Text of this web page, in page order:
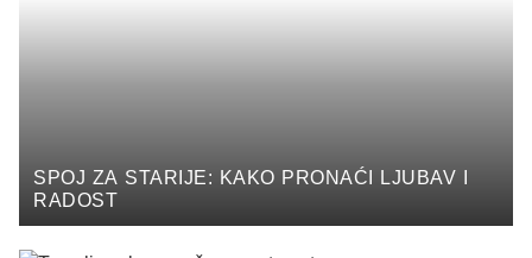
SPOJ ZA STARIJE: KAKO PRONAĆI LJUBAV I
RADOST